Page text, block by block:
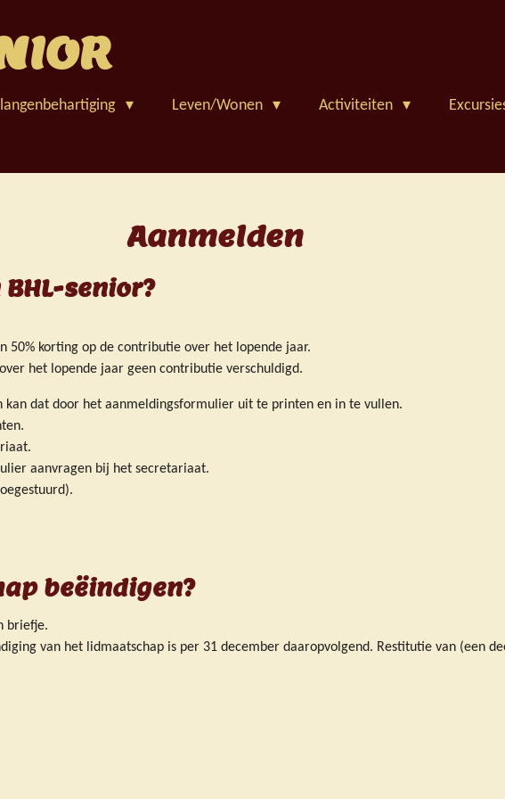
Leven/Wonen Activiteiten
Aanmelden
senior?
50% korting op de contributie over het lopende jaar.
het lopende jaar geen contributie verschuldigd.
kan dat door het aanmeldingsformulier uit te printen en in te vullen.
aanvragen bij het secretariaat.
beëindigen?
briefje.
van het lidmaatschap is per 31 december daaropvolgend. Restitutie van (een